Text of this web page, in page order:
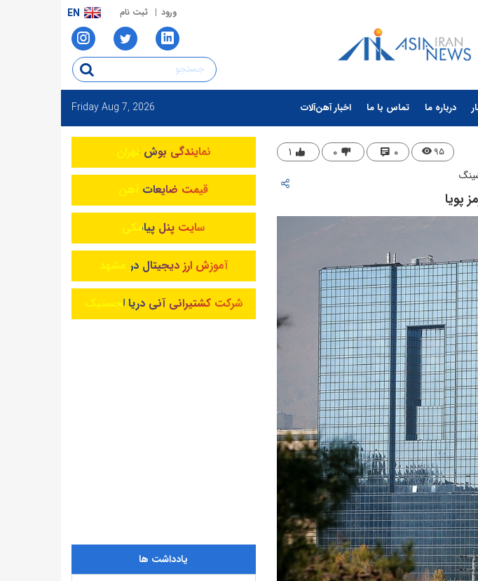
ورود ثبت نام EN
درباره ما تماس با ما اخبار آهن‌آلات FridayAug 7, 2026
۹۵ ۰ ۰ ۱
پویا
نمایندگی بوش تهران
قیمت ضایعات آهن
سایت پنل پیامکی
آموزش ارز دیجیتال در مشهد
شرکت کشتیرانی آنی دریا لجستیک
یادداشت ها